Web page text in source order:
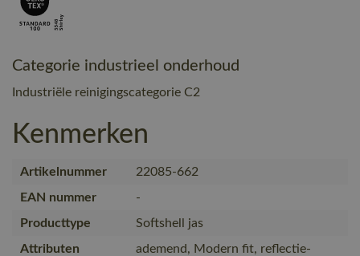
Categorie industrieel onderhoud
Industriële reinigingscategorie C2
Kenmerken
Artikelnummer
22085-662
EAN nummer
-
Producttype
Softshell jas
Attributen
ademend, Modern fit, reflectie-